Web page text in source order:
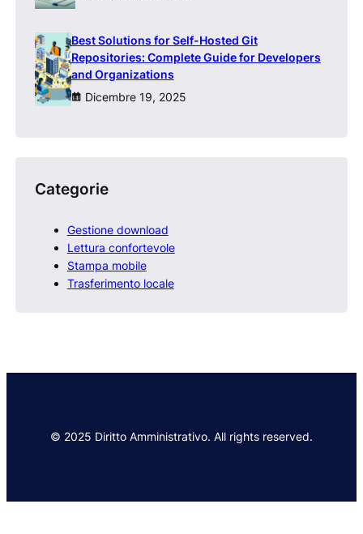
Best Solutions for Self-Hosted Git
Repositories: Complete Guide for Developers
and Organizations
Dicembre 19, 2025
Categorie
Gestione download
Lettura confortevole
Stampa mobile
Trasferimento locale
© 2025 Diritto Amministrativo. All rights reserved.